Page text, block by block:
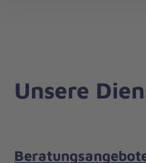
Unsere